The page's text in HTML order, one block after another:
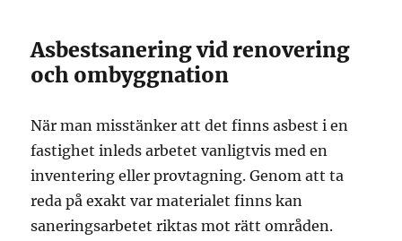
Asbestsanering vid renovering
och ombyggnation
När man misstänker att det finns asbest i en
fastighet inleds arbetet vanligtvis med en
inventering eller provtagning. Genom att ta
reda på exakt var materialet finns kan
saneringsarbetet riktas mot rätt områden.